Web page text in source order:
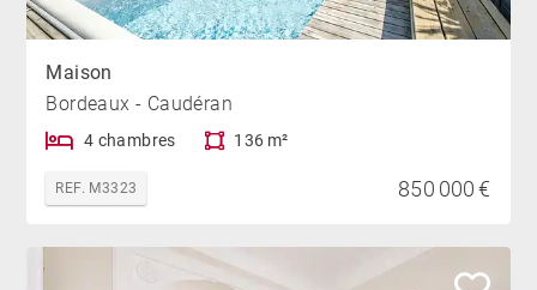
Maison
Bordeaux - Caudéran
4 chambres 136 m²
REF. M3323 850 000 €